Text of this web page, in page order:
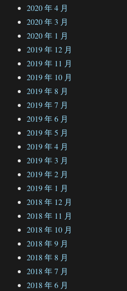
2020 年 4 月
2020 年 3 月
2020 年 1 月
2019 年 12 月
2019 年 11 月
2019 年 10 月
2019 年 8 月
2019 年 7 月
2019 年 6 月
2019 年 5 月
2019 年 4 月
2019 年 3 月
2019 年 2 月
2019 年 1 月
2018 年 12 月
2018 年 11 月
2018 年 10 月
2018 年 9 月
2018 年 8 月
2018 年 7 月
2018 年 6 月